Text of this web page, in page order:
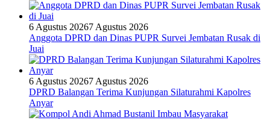
6 Agustus 20267 Agustus 2026
Anggota DPRD dan Dinas PUPR Survei Jembatan Rusak di
Juai
6 Agustus 20267 Agustus 2026
DPRD Balangan Terima Kunjungan Silaturahmi Kapolres
Anyar